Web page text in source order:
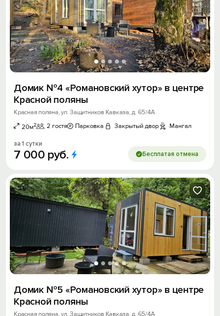
Домик №4 «Романовский хутор» в центре
Красной поляны
Красная поляна, ул. Защитников Кавказа, д. 65/4А
20м2 2 гостя Парковка Закрытый двор Мангал
за 1 сутки
7 000 руб. Бесплатая отмена
Домик №5 «Романовский хутор» в центре
Красной поляны
Красная поляна, ул. Защитников Кавказа, д. 65/4А